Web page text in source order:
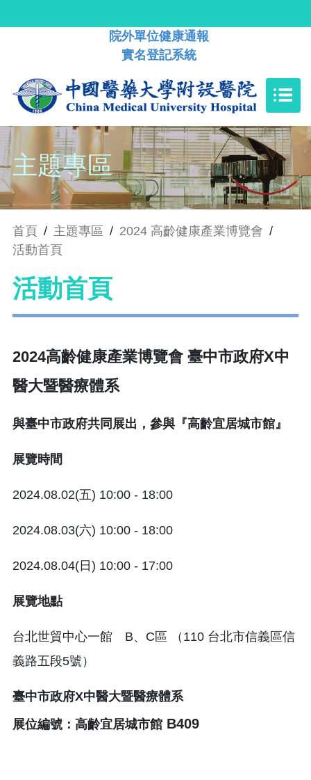
院外單位健康通報
實名登記系統
主題專區
首頁 / 主題專區 / 2024 高齡健康產業博覽會 /
活動首頁
活動首頁
2024高齡健康產業博覽會 臺中市政府X中
醫大暨醫療體系
與臺中市政府共同展出，參與『高齡宜居城市館』
展覽時間
2024.08.02(五) 10:00 - 18:00
2024.08.03(六) 10:00 - 18:00
2024.08.04(日) 10:00 - 17:00
展覽地點
台北世貿中心一館 B、C區 （110 台北市信義區信
義路五段5號）
臺中市政府X中醫大暨醫療體系
展位編號：高齡宜居城市館 B409